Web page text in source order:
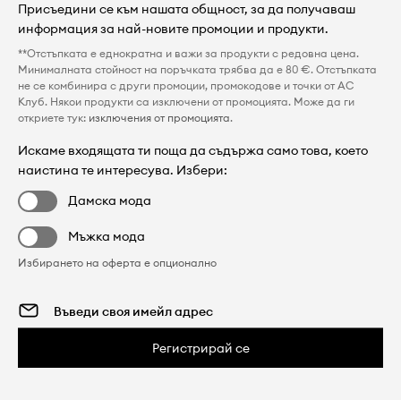
Присъедини се към нашата общност, за да получаваш
информация за най-новите промоции и продукти.
**Отстъпката е еднократна и важи за продукти с редовна цена.
Минималната стойност на поръчката трябва да е 80 €. Отстъпката
не се комбинира с други промоции, промокодове и точки от AC
Клуб. Някои продукти са изключени от промоцията. Може да ги
откриете тук: изключения от промоцията.
Искаме входящата ти поща да съдържа само това, което
наистина те интересува. Избери:
Дамска мода
Мъжка мода
Избирането на оферта е опционално
Регистрирай се